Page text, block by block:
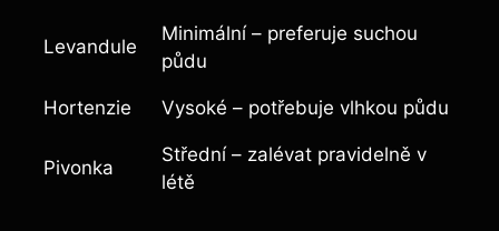
Levandule
Minimální – preferuje suchou
půdu
Hortenzie Vysoké – potřebuje vlhkou půdu
Pivonka
Střední – zalévat pravidelně v
létě